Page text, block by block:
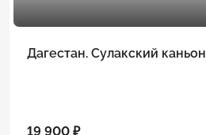
Дагестан. Сулакский каньон
19 900 ₽